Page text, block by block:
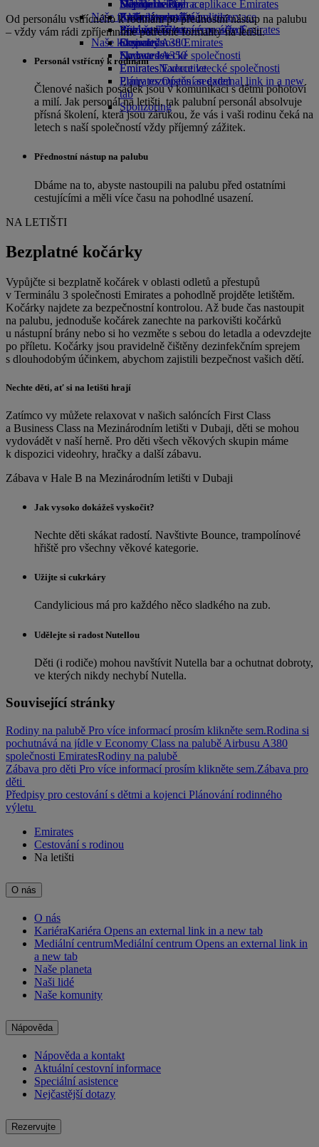
Nápoje
Naše flotila
Boeing 777
Emirates A380
Emirates A350
Emirates Executive
Plány rozmístění sedadel
Dětské hračky
Aktivity pro děti
Udržitelné operace
Environmentální politika
Zprávy o životním prostředí
Naše komunity
Nadace letecké společnosti
EmiratesNadace letecké společnosti
Emirates Opens an external link in a new
tab
Sponzoring
Skywards Rail
Kalkulátor mil
Přihlaste se ke svému účtu Emirates
Skywards
Skywards+
Mobilní telefon a aplikace Emirates
Zrušení nebo změna rezervace
Přerušená cesta
O společnosti Emirates
Od personálu vstřícného k rodinám po přednostní nástup na palubu
– vždy vám rádi zpříjemníme potřebné formality na letišti.
Personál vstřícný k rodinám
Členové našich posádek jsou v komunikaci s dětmi pohotoví
a milí. Jak personál na letišti, tak palubní personál absolvuje
přísná školení, která jsou zárukou, že vás i vaši rodinu čeká na
letech s naší společností vždy příjemný zážitek.
Přednostní nástup na palubu
Dbáme na to, abyste nastoupili na palubu před ostatními
cestujícími a měli více času na pohodlné usazení.
NA LETIŠTI
Bezplatné kočárky
Vypůjčte si bezplatně kočárek v oblasti odletů a přestupů
v Terminálu 3 společnosti Emirates a pohodlně projděte letištěm.
Kočárky najdete za bezpečnostní kontrolou. Až bude čas nastoupit
na palubu, jednoduše kočárek zanechte na parkovišti kočárků
u nástupní brány nebo si ho vezměte s sebou do letadla a odevzdejte
po příletu. Kočárky jsou pravidelně čištěny dezinfekčním sprejem
s dlouhodobým účinkem, abychom zajistili bezpečnost vašich dětí.
Nechte děti, ať si na letišti hrají
Zatímco vy můžete relaxovat v našich salóncích First Class
a Business Class na Mezinárodním letišti v Dubaji, děti se mohou
vydovádět v naší herně. Pro děti všech věkových skupin máme
k dispozici videohry, hračky a další zábavu.
Zábava v Hale B na Mezinárodním letišti v Dubaji
Jak vysoko dokážeš vyskočit?
Nechte děti skákat radostí. Navštivte Bounce, trampolínové
hřiště pro všechny věkové kategorie.
Užijte si cukrkáry
Candylicious má pro každého něco sladkého na zub.
Udělejte si radost Nutellou
Děti (i rodiče) mohou navštívit Nutella bar a ochutnat dobroty,
ve kterých nikdy nechybí Nutella.
Související stránky
Rodiny na palubě Pro více informací prosím klikněte sem.Rodina si
pochutnává na jídle v Economy Class na palubě Airbusu A380
společnosti EmiratesRodiny na palubě
Zábava pro děti Pro více informací prosím klikněte sem.Zábava pro
děti
Předpisy pro cestování s dětmi a kojenci Plánování rodinného
výletu
Emirates
Cestování s rodinou
Na letišti
O nás
O nás
KariéraKariéra Opens an external link in a new tab
Mediální centrumMediální centrum Opens an external link in
a new tab
Naše planeta
Naši lidé
Naše komunity
Nápověda
Nápověda a kontakt
Aktuální cestovní informace
Speciální asistence
Nejčastější dotazy
Rezervujte